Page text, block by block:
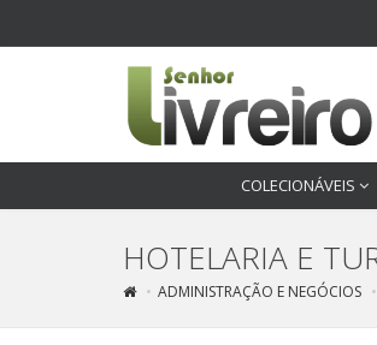
COLECIONÁVEIS
HOTELARIA E
ADMINISTRAÇÃO E NEGÓCIOS